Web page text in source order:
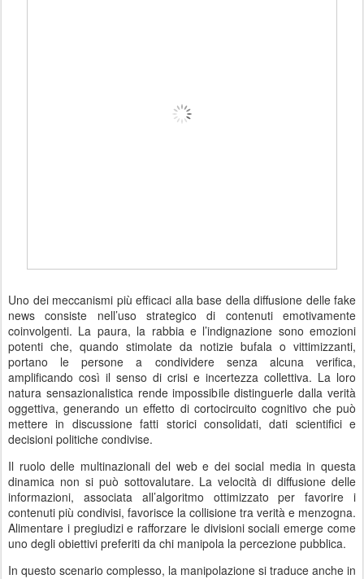
Uno dei meccanismi più efficaci alla base della diffusione delle fake
news consiste nell’uso strategico di contenuti emotivamente
coinvolgenti. La paura, la rabbia e l’indignazione sono emozioni
potenti che, quando stimolate da notizie bufala o vittimizzanti,
portano le persone a condividere senza alcuna verifica,
amplificando così il senso di crisi e incertezza collettiva. La loro
natura sensazionalistica rende impossibile distinguerle dalla verità
oggettiva, generando un effetto di cortocircuito cognitivo che può
mettere in discussione fatti storici consolidati, dati scientifici e
decisioni politiche condivise.
Il ruolo delle multinazionali del web e dei social media in questa
dinamica non si può sottovalutare. La velocità di diffusione delle
informazioni, associata all’algoritmo ottimizzato per favorire i
contenuti più condivisi, favorisce la collisione tra verità e menzogna.
Alimentare i pregiudizi e rafforzare le divisioni sociali emerge come
uno degli obiettivi preferiti da chi manipola la percezione pubblica.
In questo scenario complesso, la manipolazione si traduce anche in